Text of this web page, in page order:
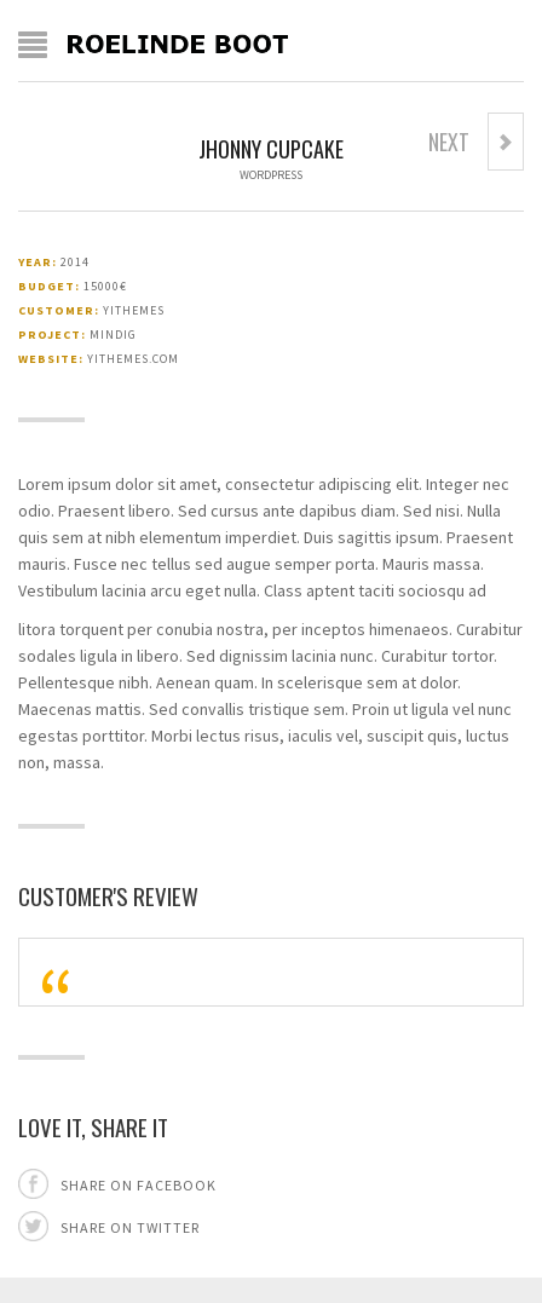
JHONNY CUPCAKE
WORDPRESS
NEXT
YEAR: 2014
BUDGET: 15000€
CUSTOMER: YITHEMES
PROJECT: MINDIG
WEBSITE: YITHEMES.COM
Lorem ipsum dolor sit amet, consectetur adipiscing elit. Integer nec
odio. Praesent libero. Sed cursus ante dapibus diam. Sed nisi. Nulla
quis sem at nibh elementum imperdiet. Duis sagittis ipsum. Praesent
mauris. Fusce nec tellus sed augue semper porta. Mauris massa.
Vestibulum lacinia arcu eget nulla. Class aptent taciti sociosqu ad
litora torquent per conubia nostra, per inceptos himenaeos. Curabitur
sodales ligula in libero. Sed dignissim lacinia nunc. Curabitur tortor.
Pellentesque nibh. Aenean quam. In scelerisque sem at dolor.
Maecenas mattis. Sed convallis tristique sem. Proin ut ligula vel nunc
egestas porttitor. Morbi lectus risus, iaculis vel, suscipit quis, luctus
non, massa.
CUSTOMER'S REVIEW
LOVE IT, SHARE IT
SHARE ON FACEBOOK
SHARE ON TWITTER